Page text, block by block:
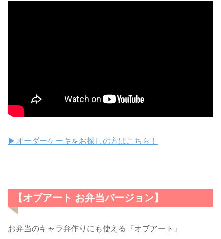
▶オーダーケーキをお探しの方はこちら！
【オブアート お弁当バージョン】
お弁当のキャラ弁作りにも使える『オブアート』